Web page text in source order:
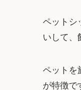
ペットシ
いして、
ペットを
が特徴で